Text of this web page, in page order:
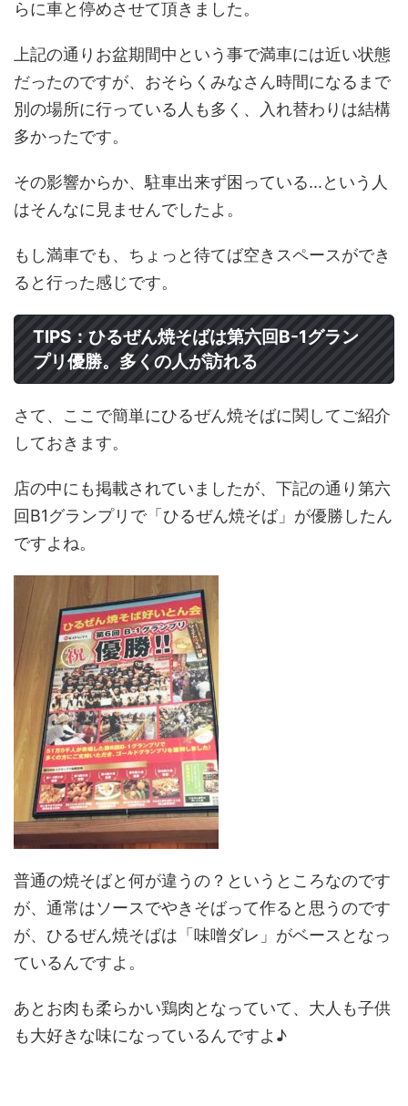
らに車と停めさせて頂きました。
上記の通りお盆期間中という事で満車には近い状態
だったのですが、おそらくみなさん時間になるまで
別の場所に行っている人も多く、入れ替わりは結構
多かったです。
その影響からか、駐車出来ず困っている...という人
はそんなに見ませんでしたよ。
もし満車でも、ちょっと待てば空きスペースができ
ると行った感じです。
TIPS：ひるぜん焼そばは第六回B-1グラン
プリ優勝。多くの人が訪れる
さて、ここで簡単にひるぜん焼そばに関してご紹介
しておきます。
店の中にも掲載されていましたが、下記の通り第六
回B1グランプリで「ひるぜん焼そば」が優勝したん
ですよね。
普通の焼そばと何が違うの？というところなのです
が、通常はソースでやきそばって作ると思うのです
が、ひるぜん焼そばは「味噌ダレ」がベースとなっ
ているんですよ。
あとお肉も柔らかい鶏肉となっていて、大人も子供
も大好きな味になっているんですよ♪